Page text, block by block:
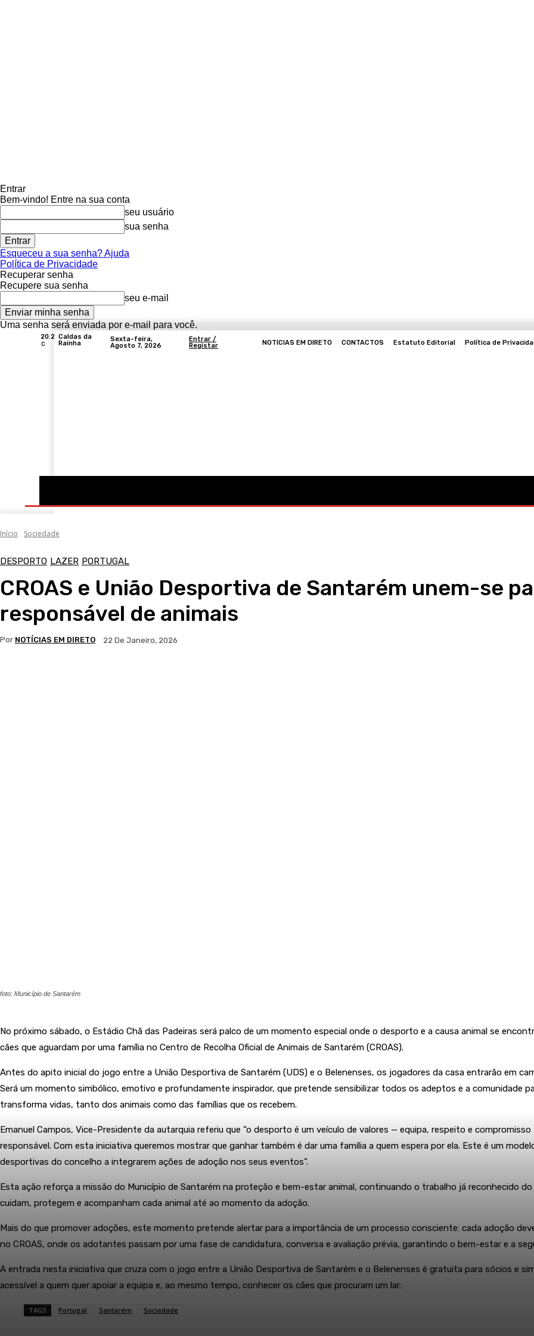
Entrar
Bem-vindo! Entre na sua conta
seu usuário
sua senha
Esqueceu a sua senha? Ajuda
Política de Privacidade
Recuperar senha
Recupere sua senha
seu e-mail
Uma senha será enviada por e-mail para você.
20.2
C
Caldas da
Rainha
Sexta-feira,
Agosto 7, 2026
Entrar /
Registar
NOTÍCIAS EM DIRETO CONTACTOS Estatuto Editorial Política de
Início Sociedade
DESPORTO LAZER PORTUGAL
CROAS e União Desportiva de Santarém unem-se
responsável de animais
Por NOTÍCIAS EM DIRETO 22 De Janeiro, 2026
foto: Município de Santarém
No próximo sábado, o Estádio Chã das Padeiras será palco de um momento especial onde o desporto e a causa animal se
cães que aguardam por uma família no Centro de Recolha Oficial de Animais de Santarém (CROAS).
Antes do apito inicial do jogo entre a União Desportiva de Santarém (UDS) e o Belenenses, os jogadores da casa entrarão em
Será um momento simbólico, emotivo e profundamente inspirador, que pretende sensibilizar todos os adeptos e a comunidade
transforma vidas, tanto dos animais como das famílias que os recebem.
Emanuel Campos, Vice-Presidente da autarquia referiu que “o desporto é um veículo de valores — equipa, respeito e
responsável. Com esta iniciativa queremos mostrar que ganhar também é dar uma família a quem espera por ela. Este é um
desportivas do concelho a integrarem ações de adoção nos seus eventos”.
Esta ação reforça a missão do Município de Santarém na proteção e bem-estar animal, continuando o trabalho já reconhecido
cuidam, protegem e acompanham cada animal até ao momento da adoção.
Mais do que promover adoções, este momento pretende alertar para a importância de um processo consciente: cada adoção
no CROAS, onde os adotantes passam por uma fase de candidatura, conversa e avaliação prévia, garantindo o bem-estar e a
A entrada nesta iniciativa que cruza com o jogo entre a União Desportiva de Santarém e o Belenenses é gratuita para sócios e
acessível a quem quer apoiar a equipa e, ao mesmo tempo, conhecer os cães que procuram um lar.
TAGS Portugal Santarém Sociedade